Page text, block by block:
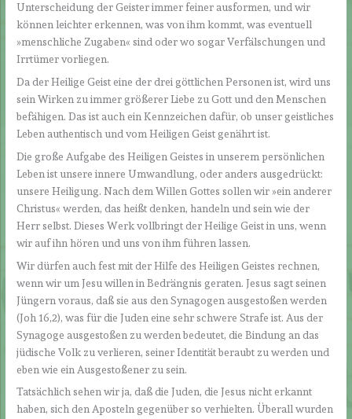
Unterscheidung der Geister immer feiner ausformen, und wir
können leichter erkennen, was von ihm kommt, was eventuell
»menschliche Zugaben« sind oder wo sogar Verfälschungen und
Irrtümer vorliegen.
Da der Heilige Geist eine der drei göttlichen Personen ist, wird uns
sein Wirken zu immer größerer Liebe zu Gott und den Menschen
befähigen. Das ist auch ein Kennzeichen dafür, ob unser geistliches
Leben authentisch und vom Heiligen Geist genährt ist.
Die große Aufgabe des Heiligen Geistes in unserem persönlichen
Leben ist unsere innere Umwandlung, oder anders ausgedrückt:
unsere Heiligung. Nach dem Willen Gottes sollen wir »ein anderer
Christus« werden, das heißt denken, handeln und sein wie der
Herr selbst. Dieses Werk vollbringt der Heilige Geist in uns, wenn
wir auf ihn hören und uns von ihm führen lassen.
Wir dürfen auch fest mit der Hilfe des Heiligen Geistes rechnen,
wenn wir um Jesu willen in Bedrängnis geraten. Jesus sagt seinen
Jüngern voraus, daß sie aus den Synagogen ausgestoßen werden
(Joh 16,2), was für die Juden eine sehr schwere Strafe ist. Aus der
Synagoge ausgestoßen zu werden bedeutet, die Bindung an das
jüdische Volk zu verlieren, seiner Identität beraubt zu werden und
eben wie ein Ausgestoßener zu sein.
Tatsächlich sehen wir ja, daß die Juden, die Jesus nicht erkannt
haben, sich den Aposteln gegenüber so verhielten. Überall wurden